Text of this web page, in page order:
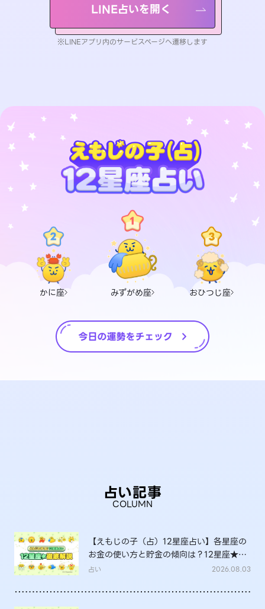
LINE占いを開く
※LINEアプリ内のサービスページへ遷移します
かに座 みずがめ座 おひつじ座
占い記事
COLUMN
【えもじの子（占）12星座占い】各星座の
お金の使い方と貯金の傾向は？12星座★徹
底解説
占い 2026.08.03